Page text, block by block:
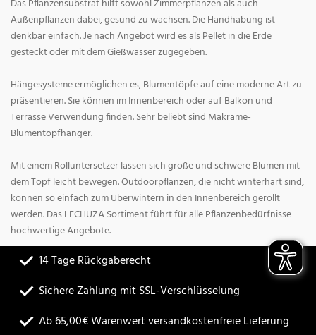
Das Pflanzensubstrat hilft sowohl Zimmerpflanzen als auch
Außenpflanzen dabei, gesund zu wachsen. Die Handhabung ist
denkbar einfach. Je nach Angebot wird es als Pellet in die Erde
gesteckt oder mit dem Gießwasser zugegeben.
Hängesysteme ermöglichen es, Blumentöpfe auf eine moderne Art zu
präsentieren. Sie können im Innenbereich oder auf Balkon und
Terrasse Verwendung finden. Sehr beliebt sind Makrame-
Blumentopfhänger.
Mit einem Rolluntersetzer lassen sich große und schwere Blumen mit
dem Topf leicht bewegen. Outdoorpflanzen, die nicht winterhart sind,
können so einfach zum Überwintern in den Innenbereich gerollt
werden. Das LECHUZA Sortiment führt für alle Pflanzenbedürfnisse
hochwertige Angebote.
14 Tage Rückgaberecht
Sichere Zahlung mit SSL-Verschlüsselung
Ab 65,00€ Warenwert versandkostenfreie Lieferung